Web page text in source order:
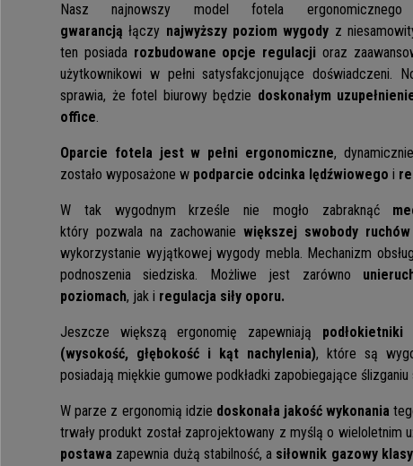
Nasz najnowszy model fotela ergonomicznego
gwarancją łączy najwyższy poziom wygody z
ten posiada rozbudowane opcje regulacji oraz
użytkownikowi w pełni satysfakcjonujące doświadczeni.
sprawia, że fotel biurowy będzie doskonałym
office.
Oparcie fotela jest w pełni ergonomiczne,
zostało wyposażone w podparcie odcinka lędźwiowego i
W tak wygodnym krześle nie mogło zabraknąć
który pozwala na zachowanie większej swobody ruchów
wykorzystanie wyjątkowej wygody mebla. Mechanizm
podnoszenia siedziska. Możliwe jest zarówno
poziomach, jak i regulacja siły oporu.
Jeszcze większą ergonomię zapewniają
(wysokość, głębokość i kąt nachylenia), które są
posiadają miękkie gumowe podkładki zapobiegające ślizganiu
W parze z ergonomią idzie doskonała jakość wykonania
trwały produkt został zaprojektowany z myślą o wieloletnim
postawa zapewnia dużą stabilność, a siłownik gazowy